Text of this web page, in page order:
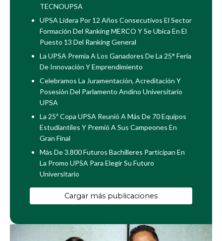
TECNOUPSA
UPSA Lidera Por 12 Años Consecutivos El Sector
Formación Del Ranking MERCO Y Se Ubica En El
Puesto 13 Del Ranking General
La UPSA Premia A Los Ganadores De La 25° Feria
De Innovación Y Emprendimiento
Celebramos La Juramentación, Acreditación Y
Posesión Del Parlamento Andino Universitario
UPSA
La 25ª Copa UPSA Reunió A Más De 70 Equipos
Estudiantiles Y Premió A Sus Campeones En
Gran Final
Más De 3.800 Futuros Bachilleres Participan En
La Promo UPSA Para Elegir Su Futuro
Universitario
Cargar más publicaciones